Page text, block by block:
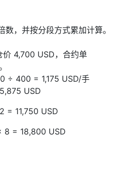
，并按分段方式累加计算。
价 4,700 USD，合约单
÷ 400 = 1,175 USD/手
USD
= 11,750 USD
8 = 18,800 USD